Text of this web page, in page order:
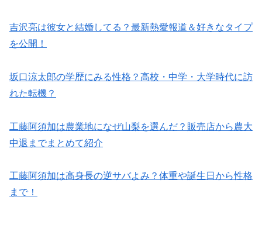
吉沢亮は彼女と結婚してる？最新熱愛報道＆好きなタイプ
を公開！
坂口涼太郎の学歴にみる性格？高校・中学・大学時代に訪
れた転機？
工藤阿須加は農業地になぜ山梨を選んだ？販売店から農大
中退までまとめて紹介
工藤阿須加は高身長の逆サバよみ？体重や誕生日から性格
まで！